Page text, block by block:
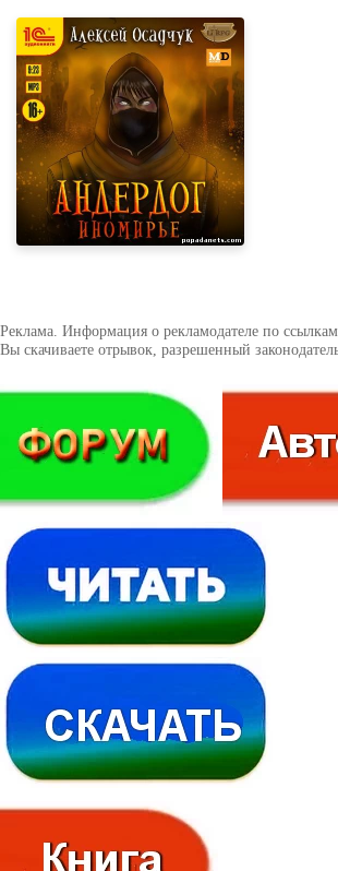
Реклама. Информация о рекламодателе по
Вы скачиваете отрывок, разрешенный